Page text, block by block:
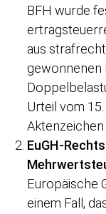
BFH wurde
aus
gewonnenen
Urteil vom
Aktenzeichen
EuGH-
Europäische
einem Fall,